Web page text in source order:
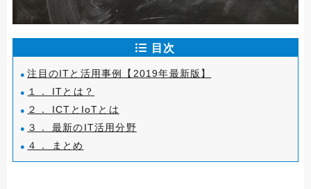
目次
注目のITと活用事例【2019年最新版】
１． ITとは？
２． ICTとIoTとは
３． 最新のIT活用分野
４． まとめ